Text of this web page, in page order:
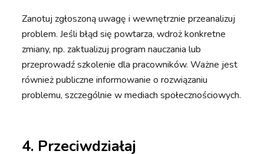
Zanotuj zgłoszoną uwagę i wewnętrznie przeanalizuj
problem. Jeśli błąd się powtarza, wdroż konkretne
zmiany, np. zaktualizuj program nauczania lub
przeprowadź szkolenie dla pracowników. Ważne jest
również publiczne informowanie o rozwiązaniu
problemu, szczególnie w mediach społecznościowych.
4. Przeciwdziałaj